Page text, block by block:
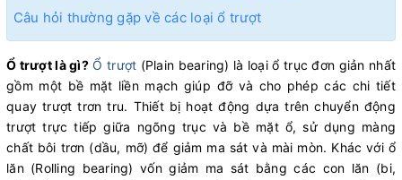
Câu hỏi thường gặp về các loại ổ trượt
Ổ trượt là gì? Ổ trượt (Plain bearing) là loại ổ trục đơn giản nhất
gồm một bề mặt liền mạch giúp đỡ và cho phép các chi tiết
quay trượt trơn tru. Thiết bị hoạt động dựa trên chuyển động
trượt trực tiếp giữa ngõng trục và bề mặt ổ, sử dụng màng
chất bôi trơn (dầu, mỡ) để giảm ma sát và mài mòn. Khác với ổ
lăn (Rolling bearing) vốn giảm ma sát bằng các con lăn (bi,